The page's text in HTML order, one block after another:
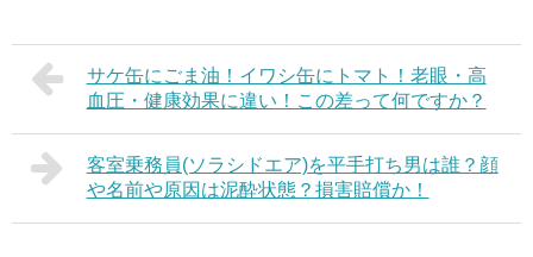
サケ缶にごま油！イワシ缶にトマト！老眼・高
血圧・健康効果に違い！この差って何ですか？
客室乗務員(ソラシドエア)を平手打ち男は誰？顔
や名前や原因は泥酔状態？損害賠償か！